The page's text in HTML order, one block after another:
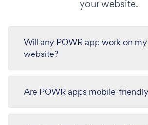
your website.
Will any POWR app work on
website?
Are POWR apps mobile-